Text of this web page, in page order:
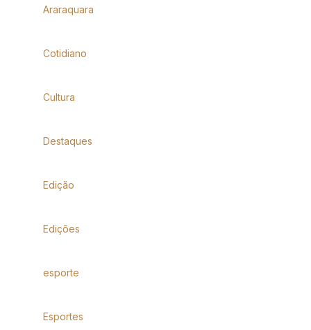
Araraquara
Cotidiano
Cultura
Destaques
Edição
Edições
esporte
Esportes